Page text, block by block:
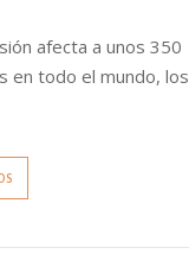
afecta a unos 350
en todo el mundo, los